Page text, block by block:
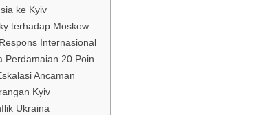
ke Kyiv
terhadap Moskow
Internasional
Perdamaian 20 Poin
Ancaman
Kyiv
Ukraina